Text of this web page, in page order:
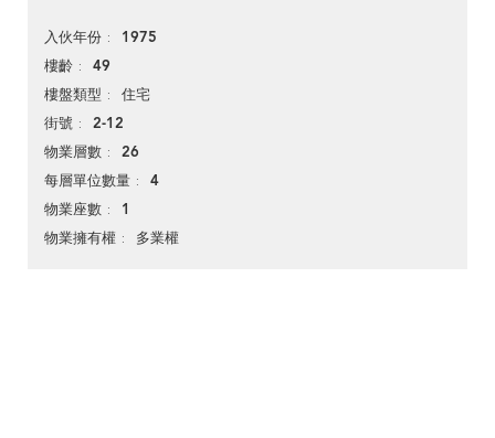
入伙年份 1975
樓齡 49
樓盤類型 住宅
街號 2-12
物業層數 26
每層單位數量 4
物業座數 1
物業擁有權 多業權